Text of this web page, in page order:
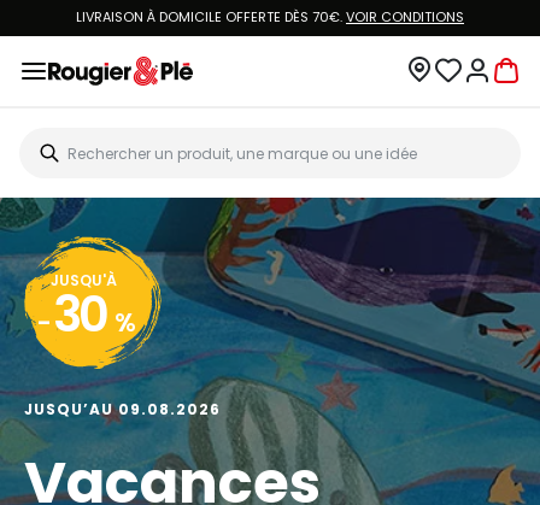
LIVRAISON À DOMICILE OFFERTE DÈS 70€.VOIR CONDITIONS
JUSQU'À
- 30 %
JUSQU’AU 09.08.2026
Vacances